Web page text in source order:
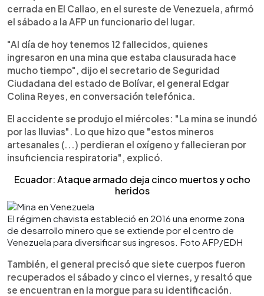
cerrada en El Callao, en el sureste de Venezuela, afirmó
el sábado a la AFP un funcionario del lugar.
"Al día de hoy tenemos 12 fallecidos, quienes
ingresaron en una mina que estaba clausurada hace
mucho tiempo", dijo el secretario de Seguridad
Ciudadana del estado de Bolívar, el general Edgar
Colina Reyes, en conversación telefónica.
El accidente se produjo el miércoles: "La mina se inundó
por las lluvias". Lo que hizo que "estos mineros
artesanales (...) perdieran el oxígeno y fallecieran por
insuficiencia respiratoria", explicó.
Ecuador: Ataque armado deja cinco muertos y ocho
heridos
El régimen chavista estableció en 2016 una enorme zona
de desarrollo minero que se extiende por el centro de
Venezuela para diversificar sus ingresos. Foto AFP/EDH
También, el general precisó que siete cuerpos fueron
recuperados el sábado y cinco el viernes, y resaltó que
se encuentran en la morgue para su identificación.